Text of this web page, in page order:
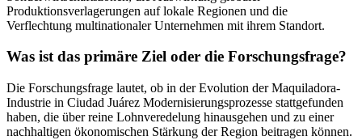
Produktionsverlagerungen auf lokale Regionen und die
Verflechtung multinationaler Unternehmen mit ihrem Standort.
Was ist das primäre Ziel oder die Forschungsfrage?
Die Forschungsfrage lautet, ob in der Evolution der Maquiladora-
Industrie in Ciudad Juárez Modernisierungsprozesse stattgefunden
haben, die über reine Lohnveredelung hinausgehen und zu einer
nachhaltigen ökonomischen Stärkung der Region beitragen können.